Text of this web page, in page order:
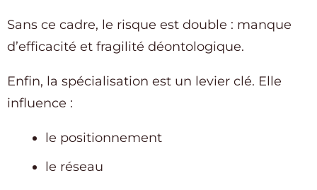
Sans ce cadre, le risque est double : manque
d’efficacité et fragilité déontologique.
Enfin, la spécialisation est un levier clé. Elle
influence :
le positionnement
le réseau